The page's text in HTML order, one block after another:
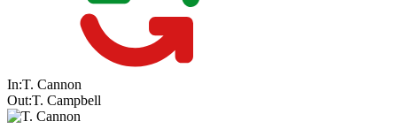
In:T. Cannon
Out:T. Campbell